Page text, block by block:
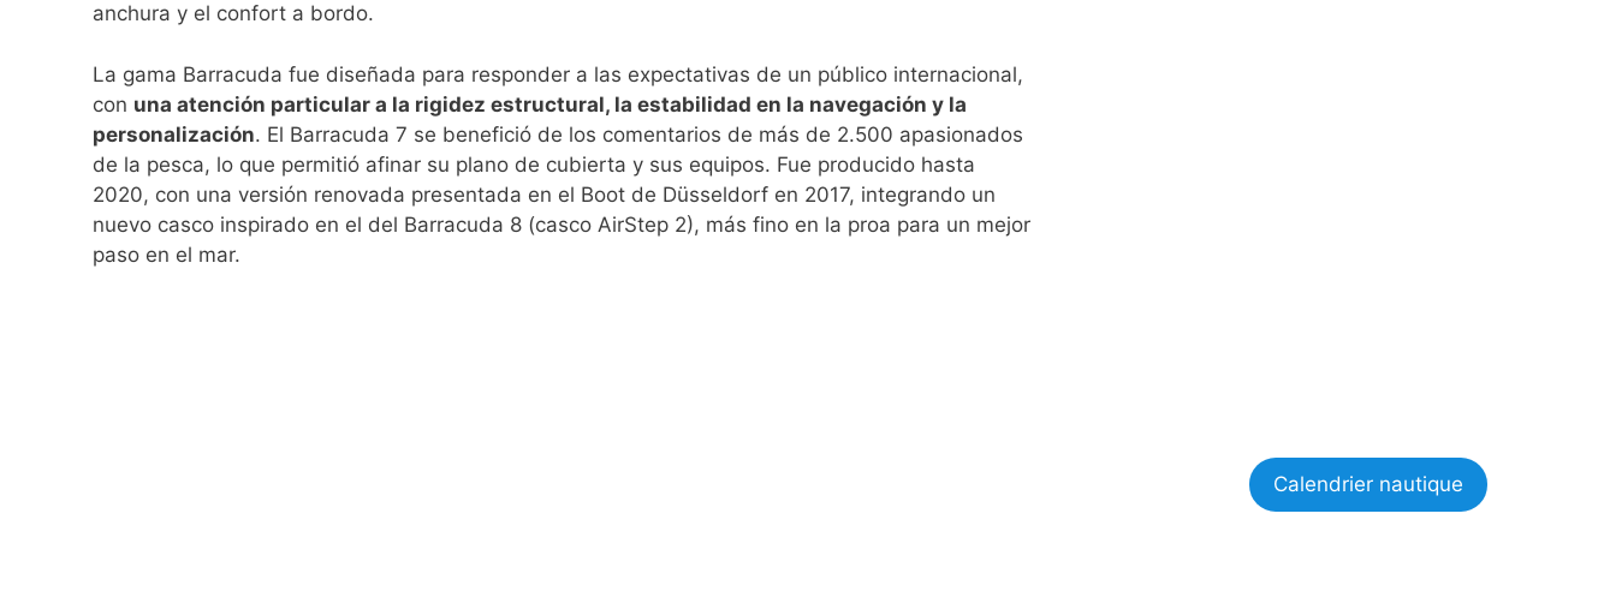
anchura y el confort a bordo.
La gama Barracuda fue diseñada para responder a las expectativas de un público internacional,
con una atención particular a la rigidez estructural, la estabilidad en la navegación y la
personalización. El Barracuda 7 se benefició de los comentarios de más de 2.500 apasionados
de la pesca, lo que permitió afinar su plano de cubierta y sus equipos. Fue producido hasta
2020, con una versión renovada presentada en el Boot de Düsseldorf en 2017, integrando un
nuevo casco inspirado en el del Barracuda 8 (casco AirStep 2), más fino en la proa para un mejor
paso en el mar.
Calendrier nautique